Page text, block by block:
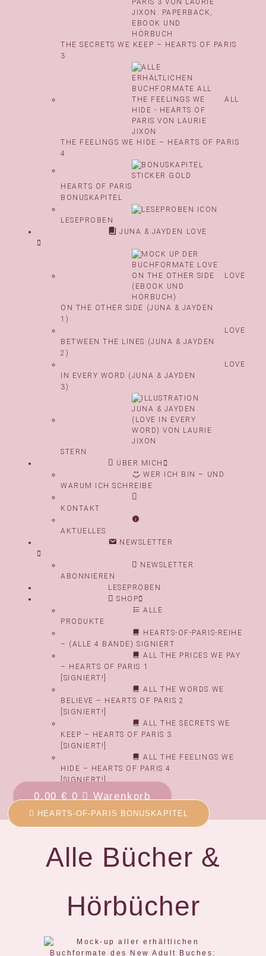
THE SECRETS WE KEEP – HEARTS OF PARIS
3
ALL
THE FEELINGS WE HIDE – HEARTS OF PARIS
4
HEARTS OF PARIS
BONUSKAPITEL
LESEPROBEN
JUNA & JAYDEN LOVE
LOVE
ON THE OTHER SIDE (JUNA & JAYDEN
1)
LOVE
BETWEEN THE LINES (JUNA & JAYDEN
2)
LOVE
IN EVERY WORD (JUNA & JAYDEN
3)
STERN
ÜBER MICH
WER ICH BIN – UND
WARUM ICH SCHREIBE
KONTAKT
AKTUELLES
NEWSLETTER
NEWSLETTER
ABONNIEREN
LESEPROBEN
SHOP
ALLE
PRODUKTE
HEARTS-OF-PARIS-REIHE
– (ALLE 4 BÄNDE) SIGNIERT
ALL THE PRICES WE PAY
– HEARTS OF PARIS 1
[SIGNIERT!]
ALL THE WORDS WE
BELIEVE – HEARTS OF PARIS 2
[SIGNIERT!]
ALL THE SECRETS WE
KEEP – HEARTS OF PARIS 3
[SIGNIERT!]
ALL THE FEELINGS WE
HIDE – HEARTS OF PARIS 4
[SIGNIERT!]
0,00 € 0 Warenkorb
HEARTS-OF-PARIS BONUSKAPITEL
Alle Bücher &
Hörbücher